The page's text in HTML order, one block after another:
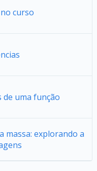
curso
de uma função
massa: explorando a